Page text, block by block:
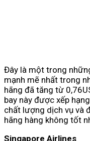
Đây là một trong
mạnh mẽ nhất trong
hãng đã tăng từ
bay này được xếp
chất lượng dịch vụ và
hãng hàng không tốt
Singapore Airlines